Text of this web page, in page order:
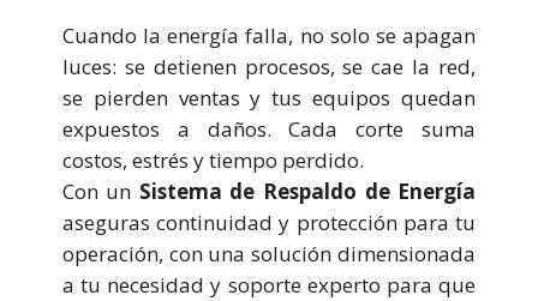
Cuando la energía falla, no solo se apagan
luces: se detienen procesos, se cae la red,
se pierden ventas y tus equipos quedan
expuestos a daños. Cada corte suma
costos, estrés y tiempo perdido.
Con un Sistema de Respaldo de Energía
aseguras continuidad y protección para tu
operación, con una solución dimensionada
a tu necesidad y soporte experto para que